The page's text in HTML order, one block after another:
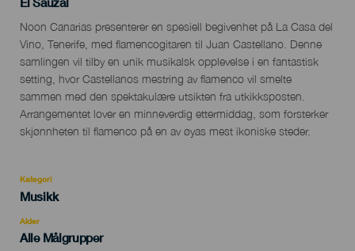
Descripción
del
evento
Noon Canarias presenterer en spesiell begivenhet på La Casa del
Vino, Tenerife, med flamencogitaren til Juan Castellano. Denne
samlingen vil tilby en unik musikalsk opplevelse i en fantastisk
setting, hvor Castellanos mestring av flamenco vil smelte
sammen med den spektakulære utsikten fra utkikksposten.
Arrangementet lover en minneverdig ettermiddag, som forsterker
skjønnheten til flamenco på en av øyas mest ikoniske steder.
Kategori
Categoría
evento
Musikk
Alder
Edad
Alle Målgrupper